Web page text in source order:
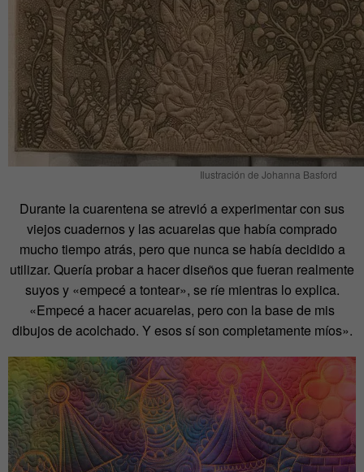
Ilustración de Johanna Basford
Durante la cuarentena se atrevió a experimentar con sus
viejos cuadernos y las acuarelas que había comprado
mucho tiempo atrás, pero que nunca se había decidido a
utilizar. Quería probar a hacer diseños que fueran realmente
suyos y «empecé a tontear», se ríe mientras lo explica.
«Empecé a hacer acuarelas, pero con la base de mis
dibujos de acolchado. Y esos sí son completamente míos».